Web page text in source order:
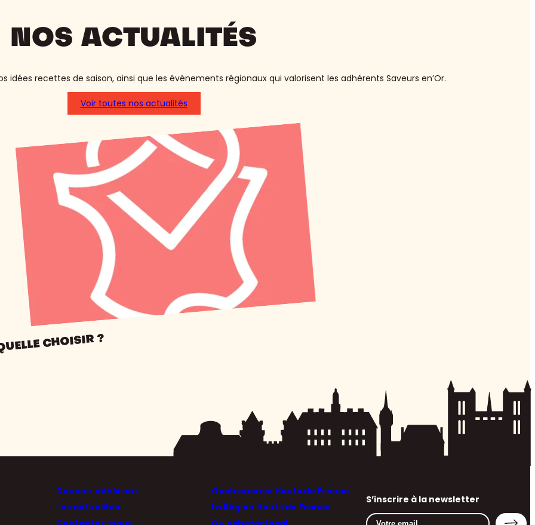
NOS ACTUALITÉS
idées recettes de saison, ainsi que les événements régionaux qui valorisent les adhérents Saveurs en’Or.
Voir toutes nos actualités
CHOISIR ?
Devenir adhérent
Les actualités
Gastronomie Hauts de France
La Région Hauts de France
S’inscrire à la newsletter